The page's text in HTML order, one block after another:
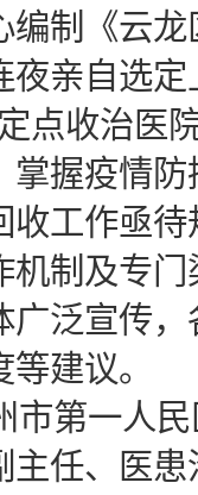
编制《云
夜亲自选
点收治医
掌握疫情
收工作亟
机制及专
广泛宣传
建议。
市第一人
主任、医